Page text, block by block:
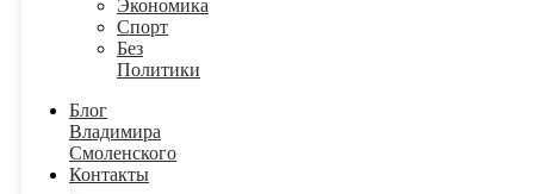
Экономика
Спорт
Без
Политики
Блог
Владимира
Смоленского
Контакты